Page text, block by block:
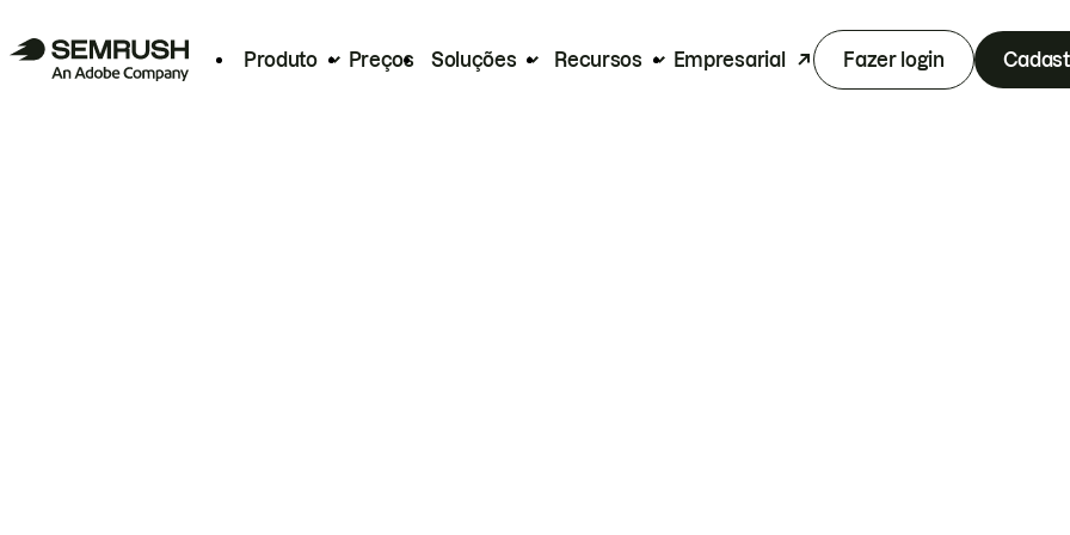
Produto Preços Soluções Recursos Empresarial Fazer login